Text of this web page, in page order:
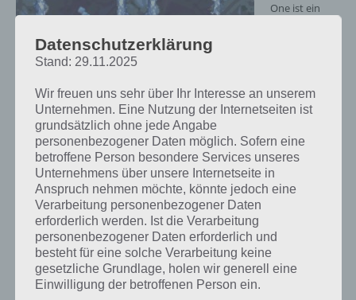
Stranded Mars One Screenshot – (c)
Fishlabs
One ist ein
Levels,
unterteilt in 5
Mit einer
intuitiven
Touch-
Steuerung musst du hierbei die Levels absolvieren. Dazu tippst du
auf den Bildschirm, um zu springen bzw. wischst nach unten, um
dich nach einem hohen Sprung abzurollen oder zu rutschen.
Dadurch bist du schneller. Und das musst du auch, denn Sauerstoff
ist knapp.
In späteren Leveln hälst du den Bildschirm gedrückt, um ein wenig
Datenschutzerklärung
Stand: 29.11.2025
Wir freuen uns sehr über Ihr Interesse an unserem
Unternehmen. Eine Nutzung der Internetseiten ist
grundsätzlich ohne jede Angabe
personenbezogener Daten möglich. Sofern eine
betroffene Person besondere Services unseres
Unternehmens über unsere Internetseite in
Anspruch nehmen möchte, könnte jedoch eine
Verarbeitung personenbezogener Daten
erforderlich werden. Ist die Verarbeitung
personenbezogener Daten erforderlich und
besteht für eine solche Verarbeitung keine
gesetzliche Grundlage, holen wir generell eine
Einwilligung der betroffenen Person ein.